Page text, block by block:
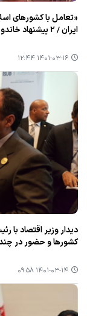
«تعامل با كشورهای
ایران / ۲ پیشنهاد خاندوزی به بانك توسعه اسلامی
۱۴۰۱-۰۳-۱۶ ۱۲:۴۴
دیدار وزیر اقتصاد با
كشورها و حضور در
۱۴۰۱-۰۳-۱۴ ۰۹:۵۸